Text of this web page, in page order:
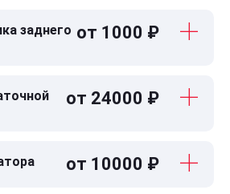
заднего от 1000 ₽
от 24000 ₽
от 10000 ₽